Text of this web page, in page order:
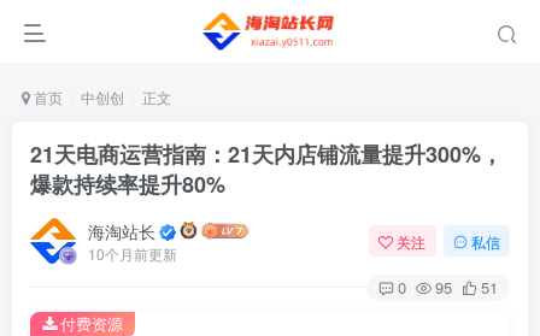
首页 中创创 正文
21天电商运营指南：21天内店铺流量提升300%，
爆款持续率提升80%
海淘站长
10个月前更新
关注 私信
0 95 51
付费资源